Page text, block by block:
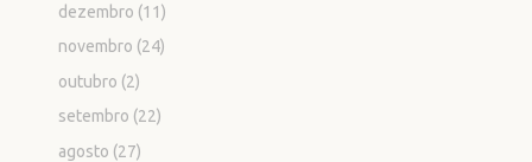
dezembro (11)
novembro (24)
outubro (2)
setembro (22)
agosto (27)